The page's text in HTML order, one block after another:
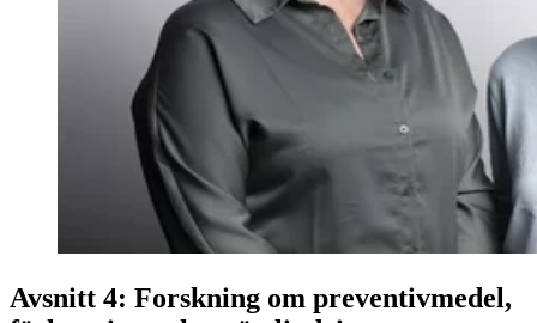
Avsnitt 4: Forskning om preventivmedel,